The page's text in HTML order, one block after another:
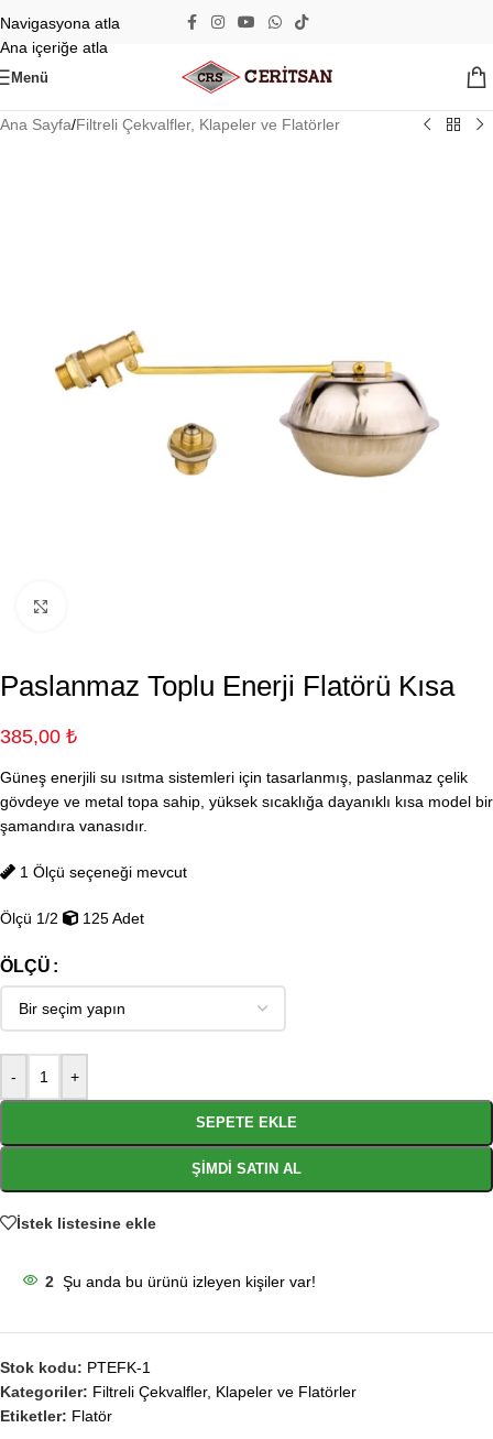
Navigasyona atla
Ana içeriğe atla
Menü
Ana Sayfa/Filtreli Çekvalfler, Klapeler ve Flatörler
Paslanmaz Toplu Enerji Flatörü Kısa
385,00 ₺
Güneş enerjili su ısıtma sistemleri için tasarlanmış, paslanmaz çelik
gövdeye ve metal topa sahip, yüksek sıcaklığa dayanıklı kısa model bir
şamandıra vanasıdır.
1 Ölçü seçeneği mevcut
Ölçü 1/2 125 Adet
ÖLÇÜ
- +
SEPETE EKLE
ŞIMDI SATIN AL
İstek listesine ekle
2 Şu anda bu ürünü izleyen kişiler var!
Stok kodu: PTEFK-1
Kategoriler: Filtreli Çekvalfler, Klapeler ve Flatörler
Etiketler: Flatör